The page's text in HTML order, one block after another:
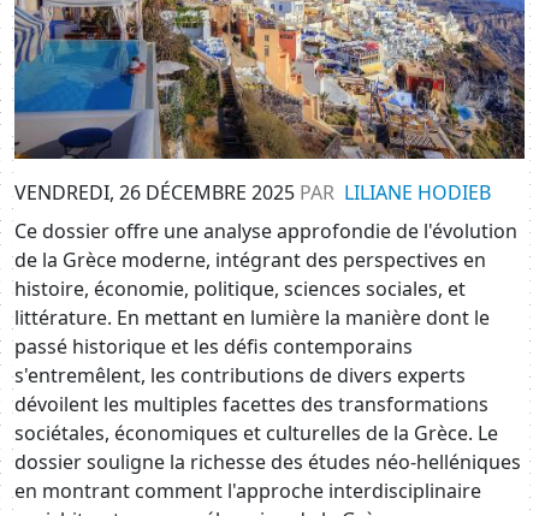
VENDREDI, 26 DÉCEMBRE 2025 PAR LILIANE HODIEB
Ce dossier offre une analyse approfondie de l'évolution
de la Grèce moderne, intégrant des perspectives en
histoire, économie, politique, sciences sociales, et
littérature. En mettant en lumière la manière dont le
passé historique et les défis contemporains
s'entremêlent, les contributions de divers experts
dévoilent les multiples facettes des transformations
sociétales, économiques et culturelles de la Grèce. Le
dossier souligne la richesse des études néo-helléniques
en montrant comment l'approche interdisciplinaire